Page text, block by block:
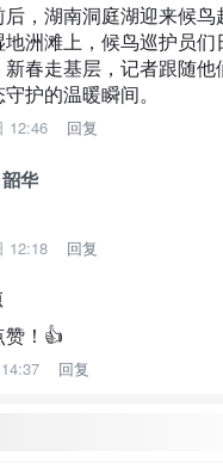
后，湖南洞庭湖迎来候
地洲滩上，候鸟巡护员们
新春走基层，记者跟随
护的温暖瞬间。
12:46 回复
华
12:18 回复
赞！👍
回复